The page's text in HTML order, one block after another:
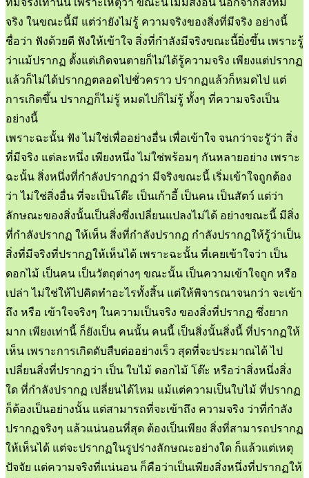
จริง ในขณะนี้มี แต่ว่ายังไม่รู้ ความจริงของสิ่งที่มีจริง อย่างนี้
ชื่อว่า ฟังด้วยดี ฟังให้เข้าใจ สิ่งที่กำลังมีจริงขณะนี้ยิ่งขึ้น เพราะรู้
ว่าแม้ปรากฏ ตั้งแต่เกิดจนตายก็ไม่ได้รู้ความจริง เพียงแต่ปรากฏ
แล้วก็ไม่ได้ปรากฏตลอดไปชั่วคราว ปรากฏแล้วก็หมดไป แต่
การเกิดขึ้น ปรากฏก็ไม่รู้ หมดไปก็ไม่รู้ ทั้งๆ ที่ความจริงเป็น
อย่างนี้
เพราะฉะนั้น ฟัง ไม่ใช่เพื่ออย่างอื่น เพื่อเข้าใจ จนกว่าจะรูัว่า สิ่ง
ที่มีจริง แต่ละหนึ่ง เพียงหนึ่ง ไม่ใช่พร้อมๆ กันหลายอย่าง เพราะ
ฉะนั้น สิ่งหนึ่งที่กำลังปรากฏว่า มีจริงขณะนี้ เริ่มเข้าใจถูกต้อง
ว่า ไม่ใช่สิ่งอื่น ที่จะเป็นโต๊ะ เป็นเก้าอี้ เป็นคน เป็นสัตว์ แต่ว่า
ลักษณะของสิ่งนั้นเป็นสิ่งซึ่งเปลี่ยนแปลงไม่ได้ อย่างขณะนี้ มีสิ่ง
ที่กำลังปรากฏ ให้เห็น สิ่งที่กำลังปรากฏ กำลังปรากฏให้รู้ว่าเป็น
สิ่งที่มีจริงที่ปรากฏให้เห็นได้ เพราะฉะนั้น ที่เคยเข้าใจว่า เป็น
ดอกไม้ เป็นคน เป็นวัตถุต่างๆ ขณะนั้น เป็นความเข้าใจถูก หรือ
เปล่า ไม่ใช่ให้ไปคิดทำอะไรทั้งสิ้น แต่ให้พิจารณาจนกว่า จะเข้า
ถึง หรือ เข้าใจจริงๆ ในความเป็นจริง ของสิ่งที่ปรากฏ ซึ่งยาก
มาก เพียงเท่านี้ ก็ยังเป็น คนนั้น คนนี้ เป็นสิ่งนั้นสิ่งนี้ ที่ปรากฏให้
เห็น เพราะการเกิดดับสืบต่ออย่างเร็ว สุดที่จะประมาณได้ ไป
เปลี่ยนสิ่งที่ปรากฏว่า เป็น ใบไม้ ดอกไม้ โต๊ะ หรือว่าสิ่งหนึ่งสิ่ง
ใด ที่กำลังปรากฏ เปลี่ยนได้ไหม แม้แต่ความเป็นใบไม้ ที่ปรากฏ
ก็ต้องเป็นอย่างนั้น แต่สามารถที่จะเข้าถึง ความจริง ว่าที่กำลัง
ปรากฏจริงๆ แล้วแน่นอนที่สุด ต้องเป็นเพียง สิ่งที่สามารถปรากฏ
ให้เห็นได้ แต่จะปรากฏในรูปร่างลักษณะอย่างใด ก็แล้วแต่เหตุ
ปัจจัย แต่ความจริงที่แน่นอน ก็คือว่าเป็นเพียงสิ่งหนึ่งที่ปรากฏให้